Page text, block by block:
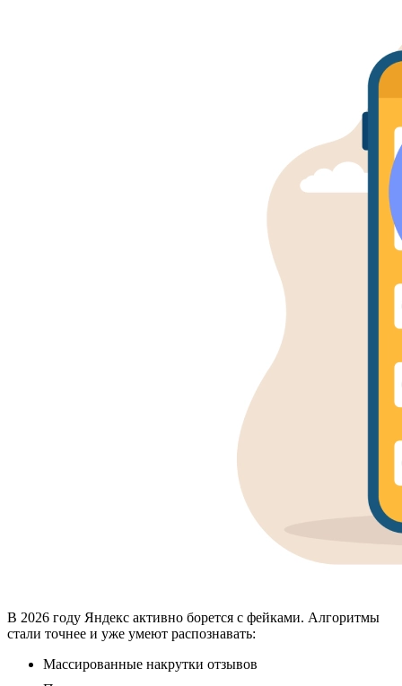
В 2026 году Яндекс активно борется с фейками. Алгоритмы
стали точнее и уже умеют распознавать:
Массированные накрутки отзывов